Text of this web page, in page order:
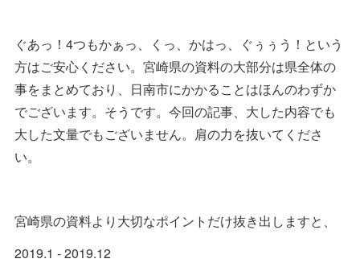
ぐあっ！4つもかぁっ、くっ、かはっ、ぐぅぅう！という
方はご安心ください。宮崎県の資料の大部分は県全体の
事をまとめており、日南市にかかることはほんのわずか
でございます。そうです。今回の記事、大した内容でも
大した文量でもございません。肩の力を抜いてくださ
い。
宮崎県の資料より大切なポイントだけ抜き出しますと、
2019.1 - 2019.12